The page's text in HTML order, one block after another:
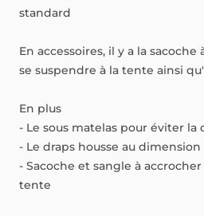
standard
En accessoires, il y a la sacoche
se suspendre à la tente ainsi
En plus
- Le sous matelas pour éviter la
- Le draps housse au dimension
- Sacoche et sangle à accrocher
tente